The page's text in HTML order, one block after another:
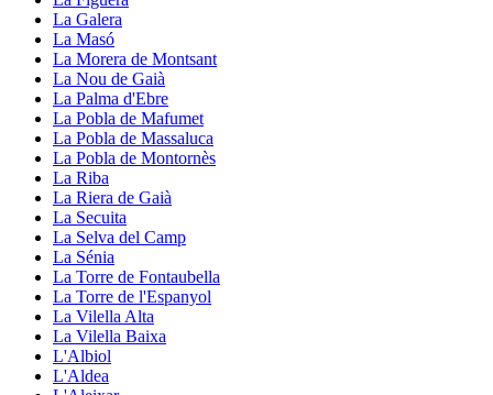
La Galera
La Masó
La Morera de Montsant
La Nou de Gaià
La Palma d'Ebre
La Pobla de Mafumet
La Pobla de Massaluca
La Pobla de Montornès
La Riba
La Riera de Gaià
La Secuita
La Selva del Camp
La Sénia
La Torre de Fontaubella
La Torre de l'Espanyol
La Vilella Alta
La Vilella Baixa
L'Albiol
L'Aldea